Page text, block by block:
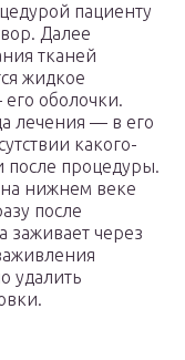
пациенту
Далее
тканей
жидкое
оболочки.
лечения — в его
какого-
после процедуры.
нижнем веке
после
заживает через
удалить